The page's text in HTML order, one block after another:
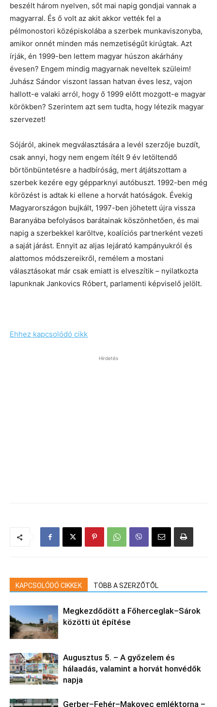
beszélt három nyelven, sőt mai napig gondjai vannak a
magyarral. És ő volt az akit akkor vették fel a
pélmonostori középiskolába a szerbek munkaviszonyba,
amikor onnét minden más nemzetiségűt kirúgtak. Azt
írják, én 1999-ben lettem magyar húszon akárhány
évesen? Engem mindig magyarnak neveltek szüleim!
Juhász Sándor viszont lassan hatvan éves lesz, vajon
hallott-e valaki arról, hogy ő 1999 előtt mozgott-e magyar
körökben? Szerintem azt sem tudta, hogy létezik magyar
szervezet!
Sójáról, akinek megválasztására a levél szerzője buzdít,
csak annyi, hogy nem engem ítélt 9 év letöltendő
börtönbüntetésre a hadbíróság, mert átjátszottam a
szerbek kezére egy gépparknyi autóbuszt. 1992-ben még
körözést is adtak ki ellene a horvát hatóságok. Évekig
Magyarországon bujkált, 1997-ben jöhetett újra vissza
Baranyába befolyásos barátainak köszönhetően, és mai
napig a szerbekkel karöltve, koalíciós partnerként vezeti
a saját járást. Ennyit az aljas lejárató kampányukról és
alattomos módszereikről, remélem a mostani
választásokat már csak emiatt is elveszítik – nyilatkozta
lapunknak Jankovics Róbert, parlamenti képviselő jelölt.
Ehhez kapcsolódó cikk
Hirdetés
KAPCSOLÓDÓ CIKKEK TÖBB A SZERZŐTŐL
Megkezdődött a Főherceglak–Sárok
közötti út építése
Augusztus 5. – A győzelem és
hálaadás, valamint a horvát honvédők
napja
Gerber–Fehér–Makovec emléktorna –